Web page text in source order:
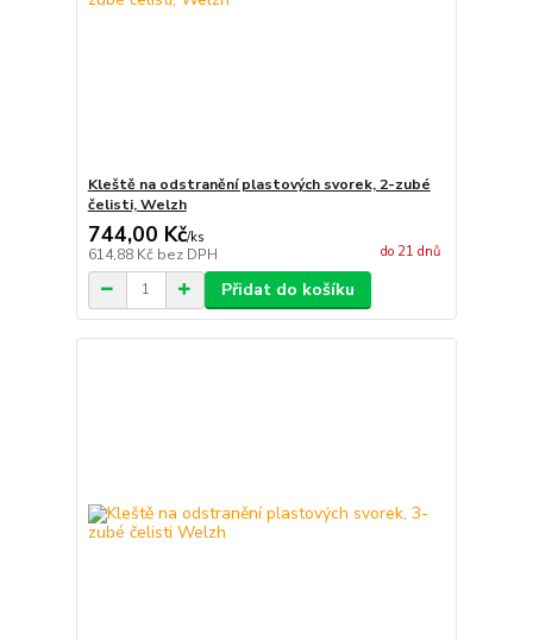
Kleště na odstranění plastových svorek, 2-zubé
čelisti, Welzh
744,00 Kč/ks
614,88 Kč bez DPH do 21 dnů
Přidat do košíku